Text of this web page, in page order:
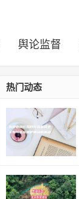
舆论监督
热门动态